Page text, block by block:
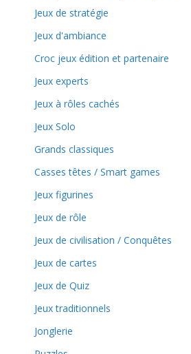
Jeux de stratégie
Jeux d'ambiance
Croc jeux édition et partenaire
Jeux experts
Jeux à rôles cachés
Jeux Solo
Grands classiques
Casses têtes / Smart games
Jeux figurines
Jeux de rôle
Jeux de civilisation / Conquêtes
Jeux de cartes
Jeux de Quiz
Jeux traditionnels
Jonglerie